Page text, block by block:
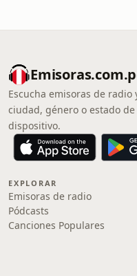
Escucha emisoras de
ciudad, género o estado
dispositivo.
EXPLORAR
Emisoras de radio
Pódcasts
Canciones Populares